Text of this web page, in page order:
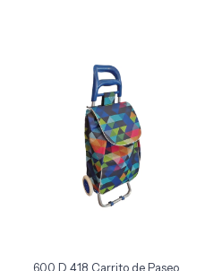
600 D 418 Carrito de Paseo